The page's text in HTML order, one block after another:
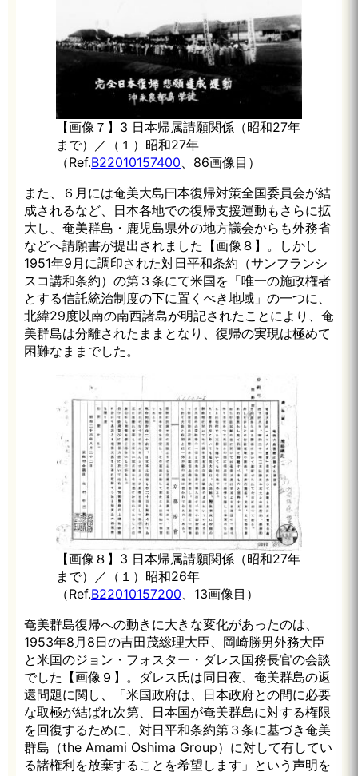
【画像７】3 日本帰属請願関係（昭和27年
まで）／（１）昭和27年
（Ref.B22010157400、86画像目）
また、６月には奄美大島曰本復帰対策全国委員会が結
成されるなど、日本各地での復帰支援運動もさらに拡
大し、奄美群島・鹿児島県外の地方議会からも外務省
などへ請願書が提出されました【画像８】。しかし
1951年9月に調印された対日平和条約（サンフランシ
スコ講和条約）の第３条にて米国を「唯一の施政権者
とする信託統治制度の下に置くべき地域」の一つに、
北緯29度以南の南西諸島が明記されたことにより、奄
美群島は分離されたままとなり、復帰の実現は極めて
困難なままでした。
【画像８】3 日本帰属請願関係（昭和27年
まで）／（１）昭和26年
（Ref.B22010157200、13画像目）
奄美群島復帰への動きに大きな変化があったのは、
1953年8月8日の吉田茂総理大臣、岡崎勝男外務大臣
と米国のジョン・フォスター・ダレス国務長官の会談
でした【画像９】。ダレス氏は同日夜、奄美群島の返
還問題に関し、「米国政府は、日本政府との間に必要
な取極が結ばれ次第、日本国が奄美群島に対する権限
を回復するために、対日平和条約第３条に基づき奄美
群島（the Amami Oshima Group）に対して有してい
る諸権利を放棄することを希望します」という声明を